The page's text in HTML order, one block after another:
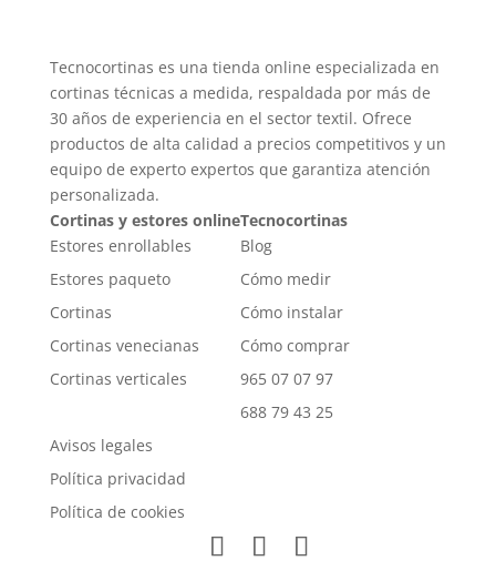
Tecnocortinas es una tienda online especializada en
cortinas técnicas a medida, respaldada por más de
30 años de experiencia en el sector textil. Ofrece
productos de alta calidad a precios competitivos y un
equipo de experto expertos que garantiza atención
personalizada.
Cortinas y estores online
Estores enrollables
Estores paqueto
Cortinas
Cortinas venecianas
Cortinas verticales
Tecnocortinas
Blog
Cómo medir
Cómo instalar
Cómo comprar
965 07 07 97
688 79 43 25
Avisos legales
Política privacidad
Política de cookies